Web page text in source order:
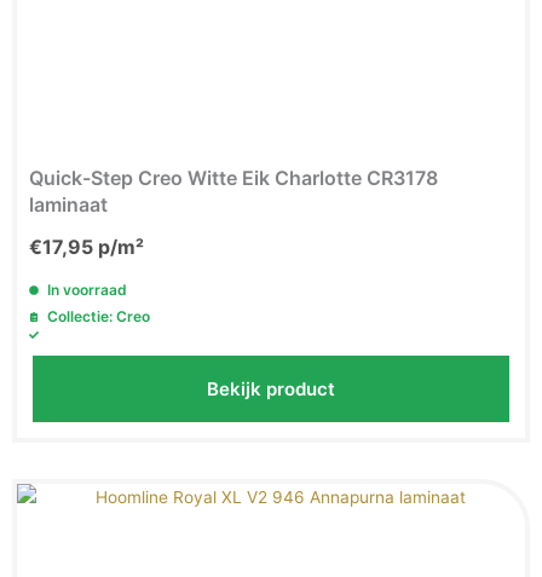
Quick-Step Creo Witte Eik Charlotte CR3178
laminaat
€17,95 p/m²
In voorraad
Collectie: Creo
Bekijk product